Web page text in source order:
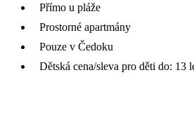
Přímo u pláže
Prostorné apartmány
Pouze v Čedoku
Dětská cena/sleva pro děti do: 13